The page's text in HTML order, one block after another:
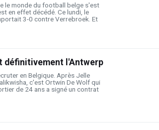
le monde du football belge s'est
en effet décédé. Ce lundi, le
3-0 contre Verrebroek. Et
définitivement l'Antwerp
en Belgique. Après Jelle
c'est Ortwin De Wolf qui
de 24 ans a signé un contrat